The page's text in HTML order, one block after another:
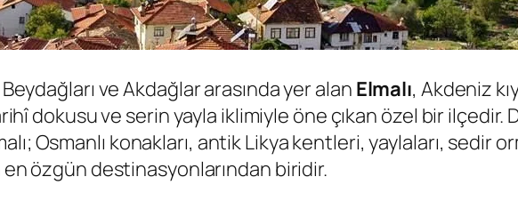
Beydağları ve Akdağlar arasında yer alan Elmalı, Akdeniz
dokusu ve serin yayla iklimiyle öne çıkan özel bir ilçedir.
Osmanlı konakları, antik Likya kentleri, yaylaları, sedir
en özgün destinasyonlarından biridir.